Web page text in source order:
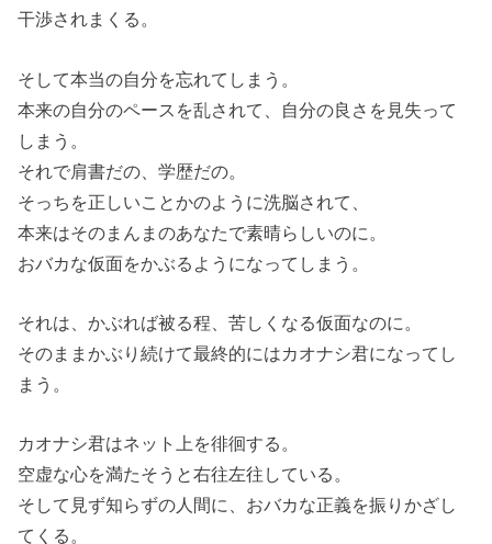
干渉されまくる。
そして本当の自分を忘れてしまう。
本来の自分のペースを乱されて、自分の良さを見失って
しまう。
それで肩書だの、学歴だの。
そっちを正しいことかのように洗脳されて、
本来はそのまんまのあなたで素晴らしいのに。
おバカな仮面をかぶるようになってしまう。
それは、かぶれば被る程、苦しくなる仮面なのに。
そのままかぶり続けて最終的にはカオナシ君になってし
まう。
カオナシ君はネット上を徘徊する。
空虚な心を満たそうと右往左往している。
そして見ず知らずの人間に、おバカな正義を振りかざし
てくる。